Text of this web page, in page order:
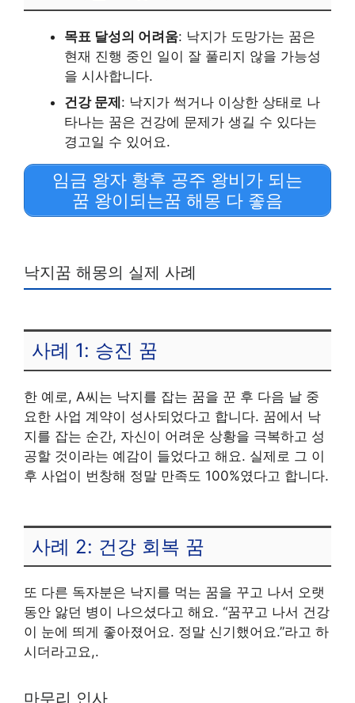
목표 달성의 어려움: 낙지가 도망가는 꿈은
현재 진행 중인 일이 잘 풀리지 않을 가능성
을 시사합니다.
건강 문제: 낙지가 썩거나 이상한 상태로 나
타나는 꿈은 건강에 문제가 생길 수 있다는
경고일 수 있어요.
임금 왕자 황후 공주 왕비가 되는
꿈 왕이되는꿈 해몽 다 좋음
낙지꿈 해몽의 실제 사례
사례 1: 승진 꿈
한 예로, A씨는 낙지를 잡는 꿈을 꾼 후 다음 날 중
요한 사업 계약이 성사되었다고 합니다. 꿈에서 낙
지를 잡는 순간, 자신이 어려운 상황을 극복하고 성
공할 것이라는 예감이 들었다고 해요. 실제로 그 이
후 사업이 번창해 정말 만족도 100%였다고 합니다.
사례 2: 건강 회복 꿈
또 다른 독자분은 낙지를 먹는 꿈을 꾸고 나서 오랫
동안 앓던 병이 나으셨다고 해요. “꿈꾸고 나서 건강
이 눈에 띄게 좋아졌어요. 정말 신기했어요.”라고 하
시더라고요,.
마무리 인사